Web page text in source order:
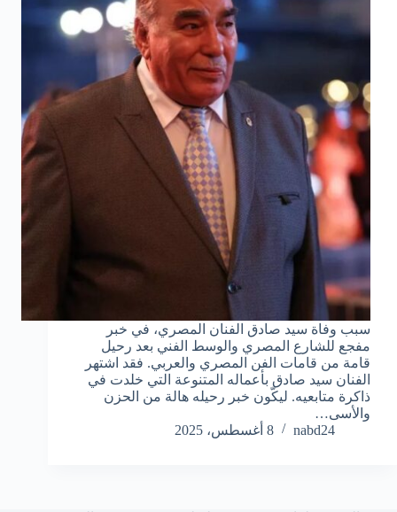
سبب وفاة سيد صادق الفنان المصري، في خبر
مفجع للشارع المصري والوسط الفني بعد رحيل
قامة من قامات الفن المصري والعربي. فقد اشتهر
الفنان سيد صادق بأعماله المتنوعة التي خلدت في
ذاكرة متابعيه. ليكّون خبر رحيله هالة من الحزن
والأسى…
nabd24
8 أغسطس، 2025